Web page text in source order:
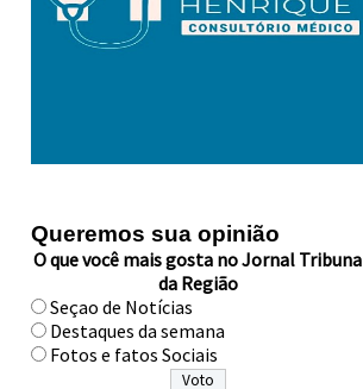
Queremos sua opinião
O que você mais gosta no Jornal Tribuna
da Região
Seçao de Notícias
Destaques da semana
Fotos e fatos Sociais